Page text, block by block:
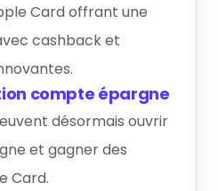
Card offrant une
cashback et
compte épargne
désormais ouvrir
et gagner des
Card.